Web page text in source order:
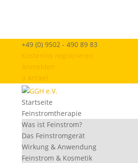
+49 (0) 9502 - 490 89 83
Kostenlos registrieren
Anmelden
0 Artikel
Startseite
Feinstromtherapie
Was ist Feinstrom?
Das Feinstromgerät
Wirkung & Anwendung
Feinstrom & Kosmetik